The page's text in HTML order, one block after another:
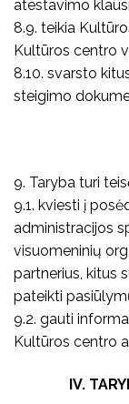
atestavimo
8.9. teikia
Kultūros centro
8.10. svarsto
steigimo
9. Taryba turi
9.1. kviesti į
administracijos
visuomeninių
partnerius, kitus
pateikti
9.2. gauti
Kultūros centro
IV.